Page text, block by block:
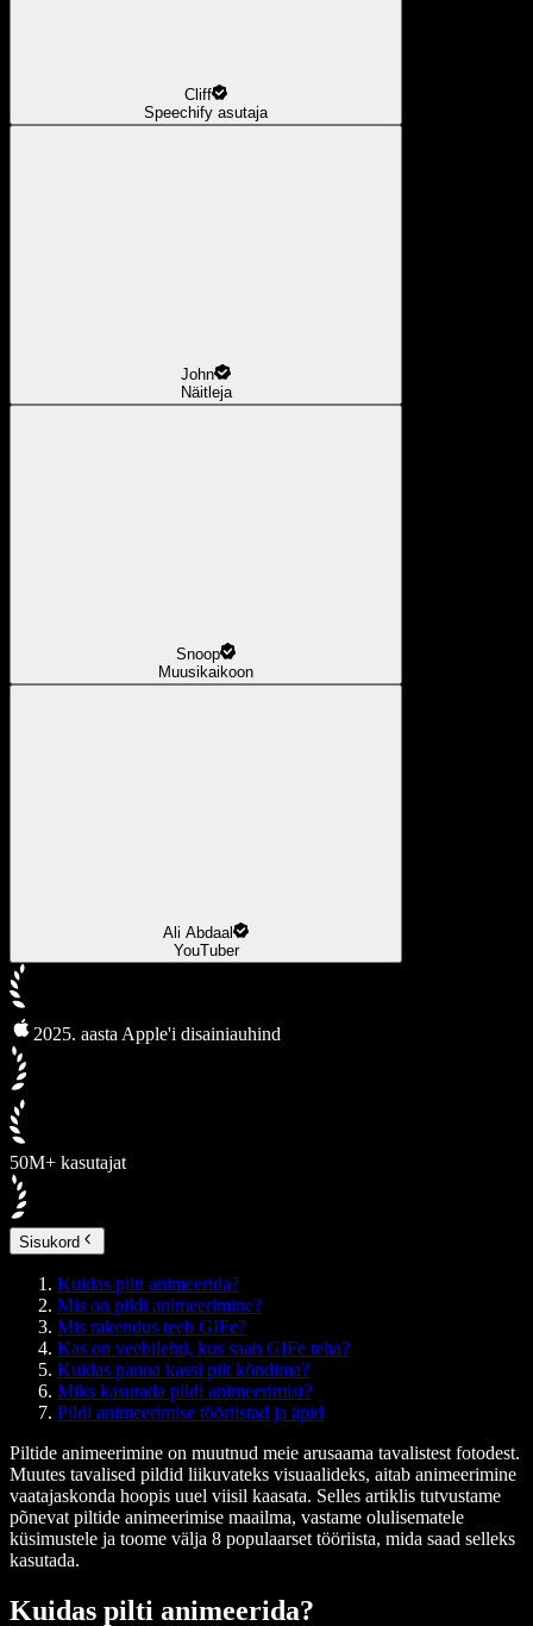
Cliff
Speechify asutaja
John
Näitleja
Snoop
Muusikaikoon
Ali Abdaal
YouTuber
2025. aasta Apple'i disainiauhind
50M+ kasutajat
Sisukord
Kuidas pilti animeerida?
Mis on pildi animeerimine?
Mis rakendus teeb GIFe?
Kas on veebilehti, kus saab GIFe teha?
Kuidas panna kassi pilt kõndima?
Miks kasutada pildi animeerimist?
Pildi animeerimise tööriistad ja äpid
Piltide animeerimine on muutnud meie arusaama tavalistest fotodest.
Muutes tavalised pildid liikuvateks visuaalideks, aitab animeerimine
vaatajaskonda hoopis uuel viisil kaasata. Selles artiklis tutvustame
põnevat piltide animeerimise maailma, vastame olulisematele
küsimustele ja toome välja 8 populaarset tööriista, mida saad selleks
kasutada.
Kuidas pilti animeerida?